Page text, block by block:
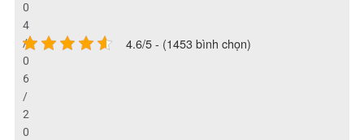
0
4
/
0
6
/
2
0
4.6/5 - (1453 bình chọn)